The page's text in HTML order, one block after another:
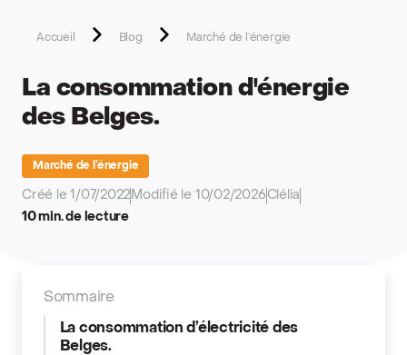
Accueil Blog Marché de l’énergie
La consommation d'énergie
des Belges.
Marché de l’énergie
Créé le 1/07/2022 Modifié le 10/02/2026Clélia
10 min. de lecture
Sommaire
La consommation d’électricité des
Belges.